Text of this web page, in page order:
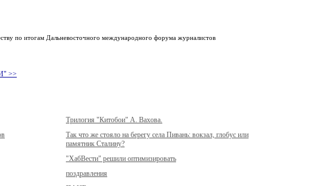
по итогам Дальневосточного международного форума журналистов
>>
Трилогия "Китобои" А. Вахова.
Так что же стояло на берегу села Пивань: вокзал, глобус или
памятник Сталину?
"ХабВести" решили оптимизировать
поздравления